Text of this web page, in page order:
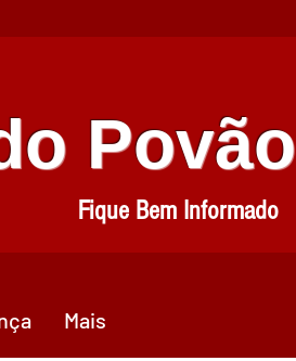
Povão
Fique Bem Informado
Mais